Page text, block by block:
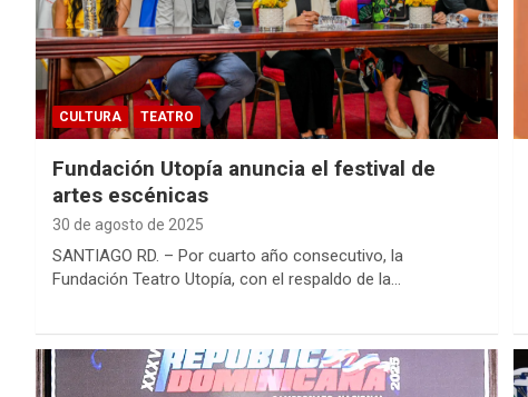
CULTURA TEATRO
Fundación Utopía anuncia el festival de
artes escénicas
30 de agosto de 2025
SANTIAGO RD. – Por cuarto año consecutivo, la
Fundación Teatro Utopía, con el respaldo de la…